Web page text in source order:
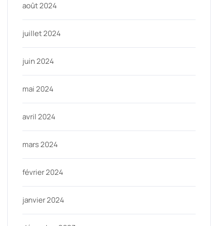
août 2024
juillet 2024
juin 2024
mai 2024
avril 2024
mars 2024
février 2024
janvier 2024